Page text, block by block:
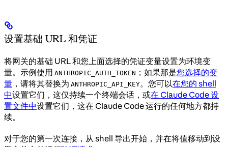
设置基础 URL 和凭证
将网关的基础 URL 和您上面选择的凭证变量设置为环境变
量。示例使用 ANTHROPIC_AUTH_TOKEN ；如果那是您选择的变
量 ，请将其替换为 ANTHROPIC_API_KEY。您可以在您的 shell
中设置它们，这仅持续一个终端会话，或在 Claude Code 设
置文件中设置它们，这在 Claude Code 运行的任何地方都持
续。
对于您的第一次连接，从 shell 导出开始，并在将值移动到设